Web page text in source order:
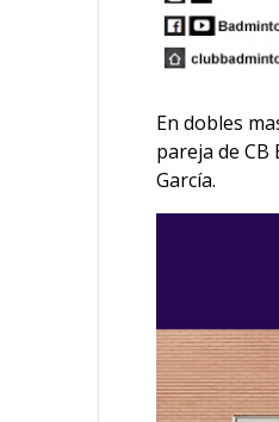
En dobles
pareja de CB
García.